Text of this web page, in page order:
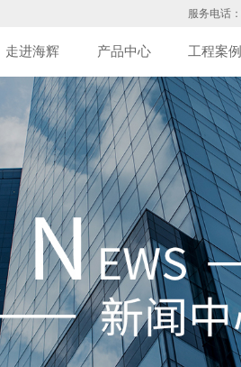
服务电话：
走进海辉 产品中心 工程案例